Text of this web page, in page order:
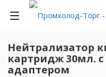
Нейтрализатор
картридж 30мл.
адаптером